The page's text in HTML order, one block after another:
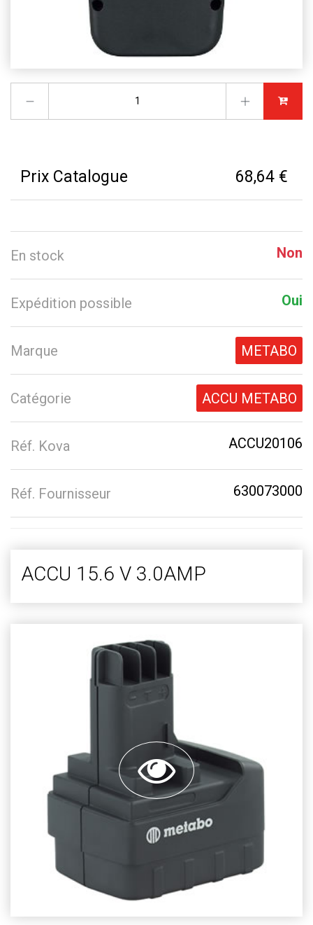
Prix Catalogue 68,64 €
En stock Non
Expédition possible Oui
Marque METABO
Catégorie ACCU METABO
Réf. Kova ACCU20106
Réf. Fournisseur 630073000
ACCU 15.6 V 3.0AMP